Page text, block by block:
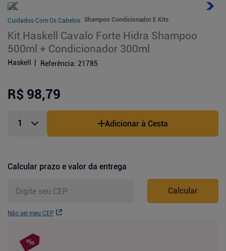
Cuidados Com Os Cabelos Shampoo Condicionador E Kits
Kit Haskell Cavalo Forte Hidra Shampoo
500ml + Condicionador 300ml
Haskell Referência: 21785
R$ 98,79
Adicionar à Cesta
Calcular prazo e valor da entrega
Não sei meu CEP
Calcular